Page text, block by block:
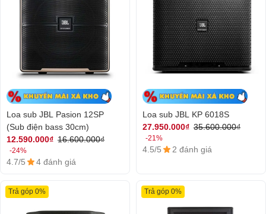
Loa sub JBL Pasion 12SP
(Sub điện bass 30cm)
12.590.000₫ 16.600.000₫
-24%
4.7/5 4 đánh giá
Loa sub JBL KP 6018S
27.950.000₫ 35.600.000₫
-21%
4.5/5 2 đánh giá
Trả góp 0% Trả góp 0%